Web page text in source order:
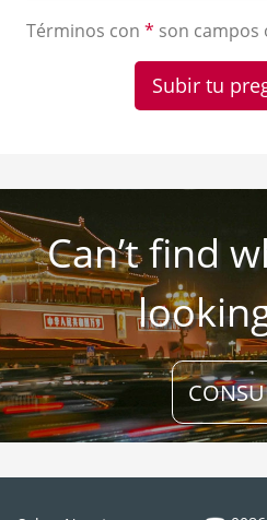
Términos con * son
Can’t find